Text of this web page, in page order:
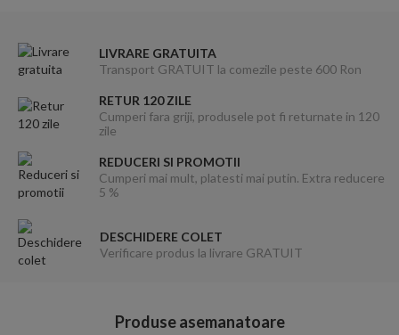
LIVRARE GRATUITA
Transport GRATUIT la comezile peste 600 Ron
RETUR 120 ZILE
Cumperi fara griji, produsele pot fi returnate in 120
zile
REDUCERI SI PROMOTII
Cumperi mai mult, platesti mai putin. Extra reducere
5 %
DESCHIDERE COLET
Verificare produs la livrare GRATUIT
Produse asemanatoare